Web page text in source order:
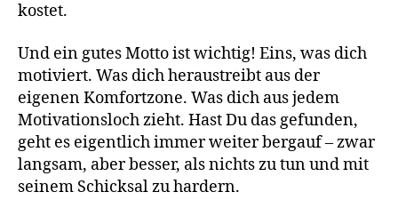
kostet.
Und ein gutes Motto ist wichtig! Eins, was dich
motiviert. Was dich heraustreibt aus der
eigenen Komfortzone. Was dich aus jedem
Motivationsloch zieht. Hast Du das gefunden,
geht es eigentlich immer weiter bergauf – zwar
langsam, aber besser, als nichts zu tun und mit
seinem Schicksal zu hardern.